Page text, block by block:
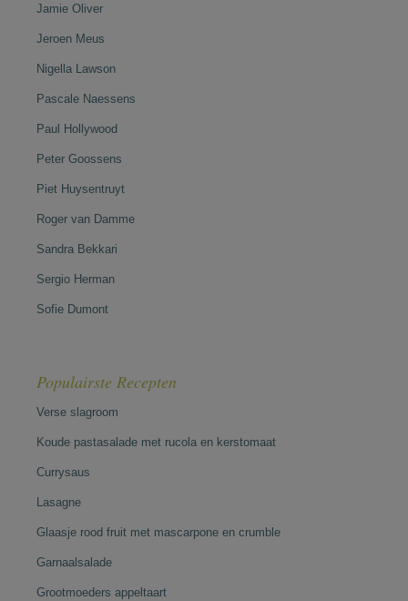
Jamie Oliver
Jeroen Meus
Nigella Lawson
Pascale Naessens
Paul Hollywood
Peter Goossens
Piet Huysentruyt
Roger van Damme
Sandra Bekkari
Sergio Herman
Sofie Dumont
Populairste Recepten
Verse slagroom
Koude pastasalade met rucola en kerstomaat
Currysaus
Lasagne
Glaasje rood fruit met mascarpone en crumble
Garnaalsalade
Grootmoeders appeltaart